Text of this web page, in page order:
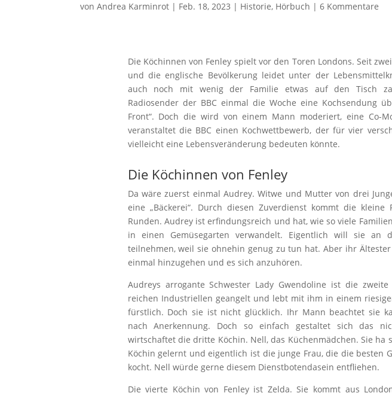
vonAndrea Karminrot | Feb. 18, 2023 | Historie, Hörbuch |6 Kommentare
Die Köchinnen von Fenley spielt vor den Toren Londons. Seit
und die englische Bevölkerung leidet unter der
auch noch mit wenig der Familie etwas auf den Tisch
Radiosender der BBC einmal die Woche eine Kochsendung
Front“. Doch die wird von einem Mann moderiert, eine Co-
veranstaltet die BBC einen Kochwettbewerb, der für vier
vielleicht eine Lebensveränderung bedeuten könnte.
Die Köchinnen von Fenley
Da wäre zuerst einmal Audrey. Witwe und Mutter von drei
eine „Bäckerei“. Durch diesen Zuverdienst kommt die
Runden. Audrey ist erfindungsreich und hat, wie so viele
in einen Gemüsegarten verwandelt. Eigentlich will sie an
teilnehmen, weil sie ohnehin genug zu tun hat. Aber ihr
einmal hinzugehen und es sich anzuhören.
Audreys arrogante Schwester Lady Gwendoline ist die
reichen Industriellen geangelt und lebt mit ihm in einem
fürstlich. Doch sie ist nicht glücklich. Ihr Mann beachtet sie
nach Anerkennung. Doch so einfach gestaltet sich das
wirtschaftet die dritte Köchin. Nell, das Küchenmädchen. Sie ha
Köchin gelernt und eigentlich ist die junge Frau, die die besten
kocht. Nell würde gerne diesem Dienstbotendasein entfliehen.
Die vierte Köchin von Fenley ist Zelda. Sie kommt aus